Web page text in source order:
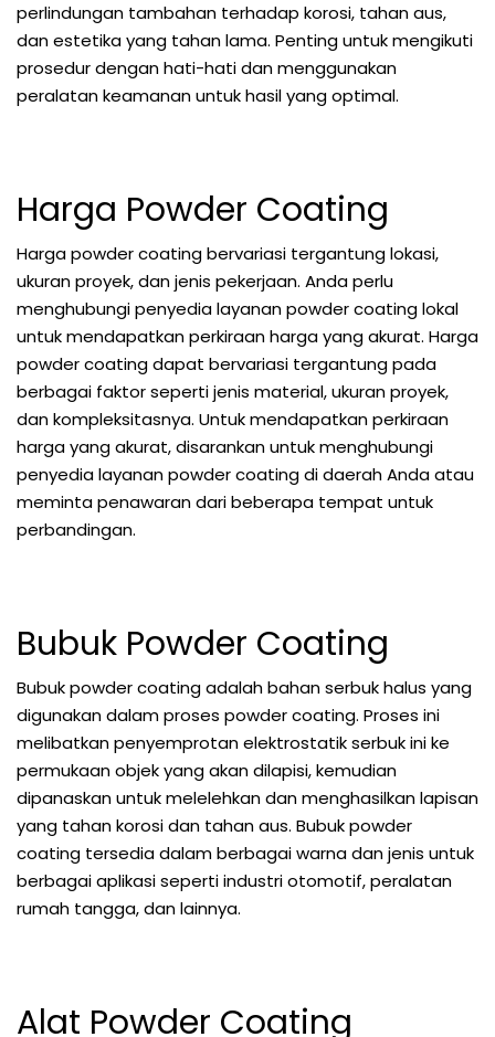
perlindungan tambahan terhadap korosi, tahan aus,
dan estetika yang tahan lama. Penting untuk mengikuti
prosedur dengan hati-hati dan menggunakan
peralatan keamanan untuk hasil yang optimal.
Harga Powder Coating
Harga powder coating bervariasi tergantung lokasi,
ukuran proyek, dan jenis pekerjaan. Anda perlu
menghubungi penyedia layanan powder coating lokal
untuk mendapatkan perkiraan harga yang akurat. Harga
powder coating dapat bervariasi tergantung pada
berbagai faktor seperti jenis material, ukuran proyek,
dan kompleksitasnya. Untuk mendapatkan perkiraan
harga yang akurat, disarankan untuk menghubungi
penyedia layanan powder coating di daerah Anda atau
meminta penawaran dari beberapa tempat untuk
perbandingan.
Bubuk Powder Coating
Bubuk powder coating adalah bahan serbuk halus yang
digunakan dalam proses powder coating. Proses ini
melibatkan penyemprotan elektrostatik serbuk ini ke
permukaan objek yang akan dilapisi, kemudian
dipanaskan untuk melelehkan dan menghasilkan lapisan
yang tahan korosi dan tahan aus. Bubuk powder
coating tersedia dalam berbagai warna dan jenis untuk
berbagai aplikasi seperti industri otomotif, peralatan
rumah tangga, dan lainnya.
Alat Powder Coating